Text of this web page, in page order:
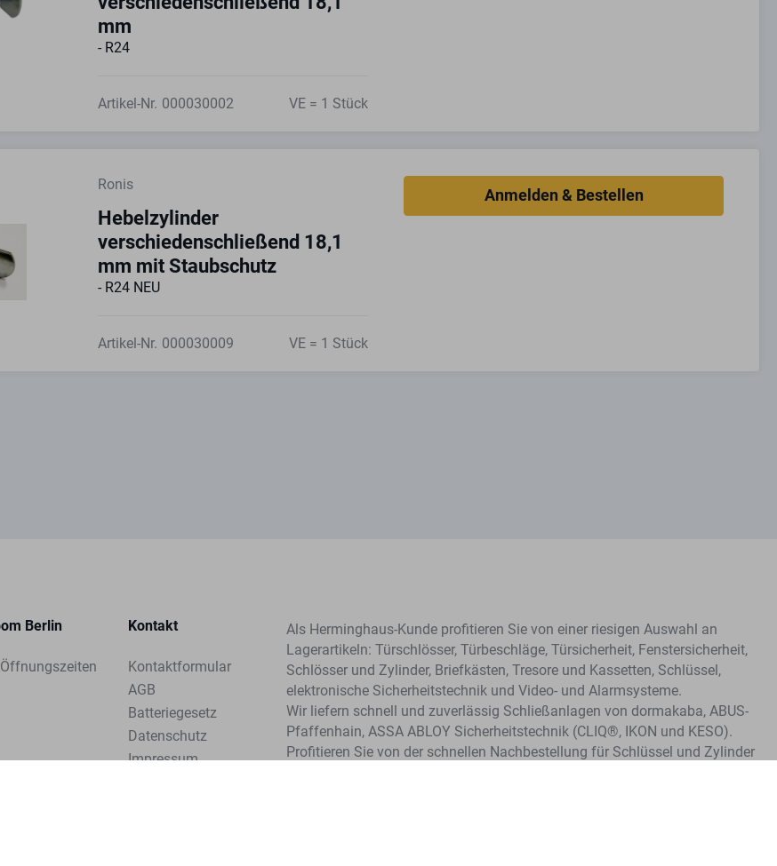
mm
- R24
Artikel-Nr. 000030002 VE = 1 Stück
Ronis
Hebelzylinder
verschiedenschließend 18,1
mm mit Staubschutz
- R24 NEU
Artikel-Nr. 000030009 VE = 1 Stück
Berlin Kontakt
Kontaktformular
AGB
Batteriegesetz
Datenschutz
Impressum
Als Herminghaus-Kunde profitieren Sie von einer riesigen Auswahl an
Lagerartikeln: Türschlösser, Türbeschläge, Türsicherheit, Fenstersicherheit,
Schlösser und Zylinder, Briefkästen, Tresore und Kassetten, Schlüssel,
elektronische Sicherheitstechnik und Video- und Alarmsysteme.
Wir liefern schnell und zuverlässig Schließanlagen von dormakaba, ABUS-
Pfaffenhain, ASSA ABLOY Sicherheitstechnik (CLIQ®, IKON und KESO).
Profitieren Sie von der schnellen Nachbestellung für Schlüssel und Zylinder